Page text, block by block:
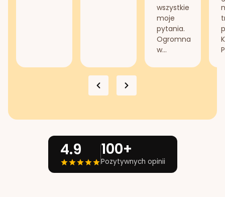
wszystkie
moje
pytania.
Ogromna
w...
4.9 100+
Pozytywnych opinii